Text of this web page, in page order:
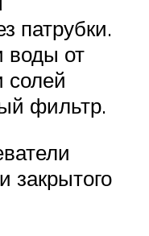
патрубки.
воды от
солей
фильтр.
закрытого